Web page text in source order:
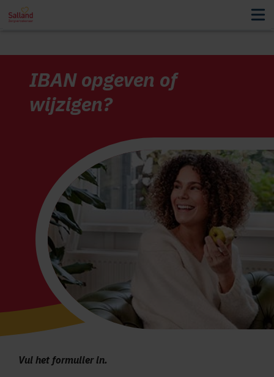
IBAN opgeven of
wijzigen?
Vul het formulier in.